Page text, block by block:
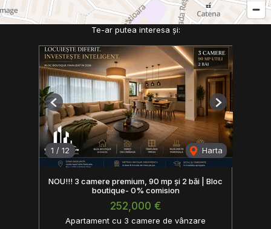
Te-ar putea interesa și:
1 / 12 Harta
Previous Next
NOU!!! 3 camere premium, 90 mp și 2 băi | Bloc
boutique- 0% comision
252,000 €
Apartament cu 3 camere de vânzare